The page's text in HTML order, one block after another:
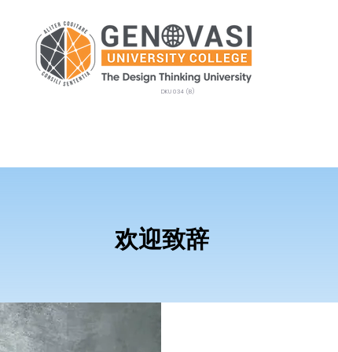
DKU 034 (B)
欢迎致辞